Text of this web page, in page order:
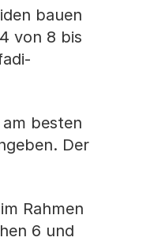
bauen
von 8 bis
besten
Der
Rahmen
6 und